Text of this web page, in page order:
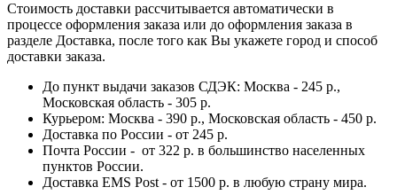
Стоимость доставки рассчитывается автоматически в
процессе оформления заказа или до оформления заказа в
разделе Доставка, после того как Вы укажете город и способ
доставки заказа.
До пункт выдачи заказов СДЭК: Москва - 245 р.,
Московская область - 305 р.
Курьером: Москва - 390 р., Московская область - 450 р.
Доставка по России - от 245 р.
Почта России - от 322 р. в большинство населенных
пунктов России.
Доставка EMS Post - от 1500 р. в любую страну мира.